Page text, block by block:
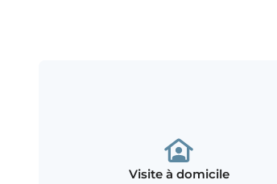
Visite à domicile